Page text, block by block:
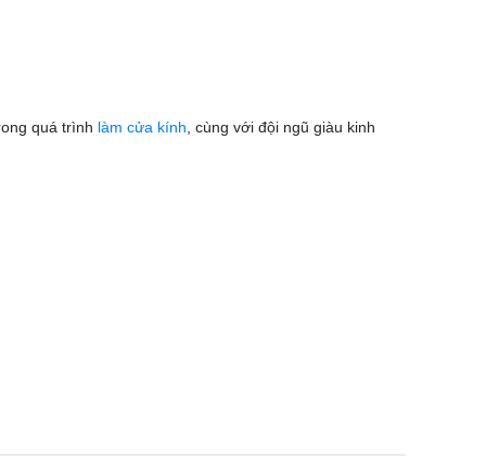
quá trình làm cửa kính , cùng với đội ngũ giàu kinh